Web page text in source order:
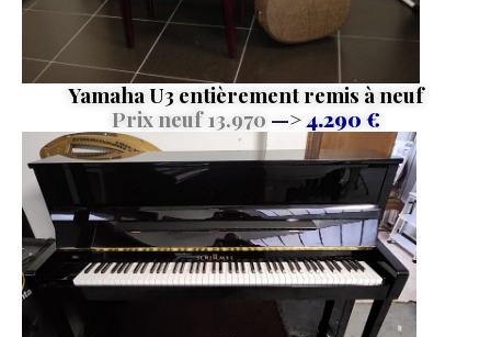
Yamaha U3 entièrement remis à neuf
Prix neuf 13.970 —>4.290 €